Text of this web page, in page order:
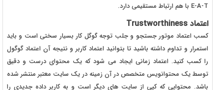
E-A-T با هم ارتباط مستقیمی دارد.
اعتماد Trustworthiness
کسب اعتماد موتور جستجو و جلب توجه گوگل کار بسیار سختی است و باید
استمرار و تداوم داشته باشید تا بتوانید اعتماد کاربر و نتیجه آن اعتماد گوگول
را کسب کنید. اعتماد زمانی ایجاد می شود که یک محتوای درست و دقیق
توسط یک محتوانویس متخصص در آن زمینه در یک سایت معتبر منتشر شده
باشد. محتوایی که کپی از سایت های دیگر است و به کاربر داده جدیدی را